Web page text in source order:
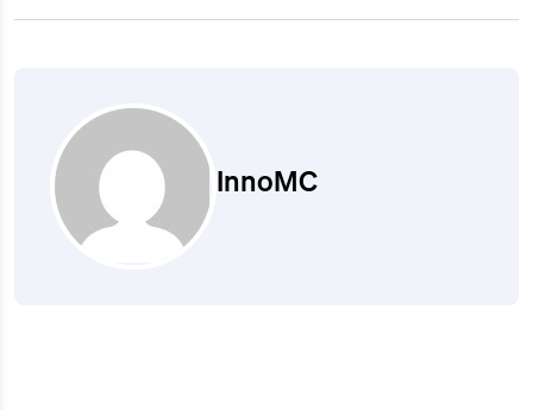
InnoMC